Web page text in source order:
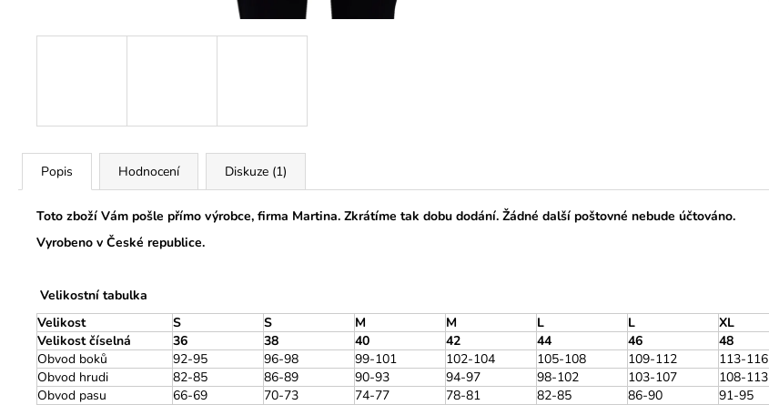
Popis Hodnocení Diskuze (1)
Toto zboží Vám pošle přímo výrobce, firma Martina. Zkrátíme tak dobu dodání. Žádné další poštovné nebude účtováno.
Vyrobeno v České republice.
Velikostní tabulka
Velikost
S S M M L L XL
Velikost číselná
36 38 40 42 44 46 48
Obvod boků
92-95 96-98 99-101 102-104 105-108 109-112 113-116
Obvod hrudi
82-85 86-89 90-93 94-97 98-102 103-107 108-113
Obvod pasu
66-69 70-73 74-77 78-81 82-85 86-90 91-95